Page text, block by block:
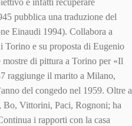
è infatti recuperare
pubblica una traduzione del
Einaudi 1994). Collabora a
e su proposta di Eugenio
di pittura a Torino per «Il
raggiunge il marito a Milano,
del congedo nel 1959. Oltre a
Bo, Vittorini, Paci, Rognoni; ha
i rapporti con la casa